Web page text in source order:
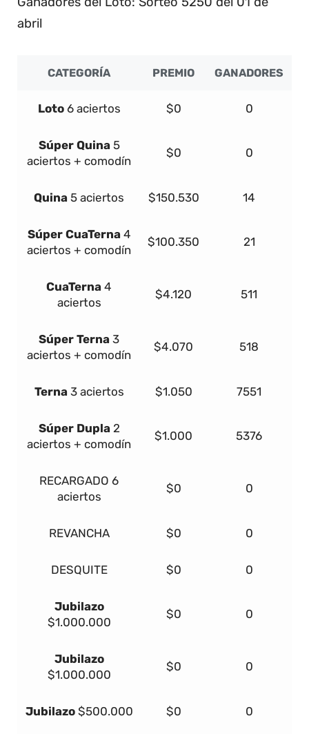
abril
CATEGORÍA PREMIO GANADORES
Loto 6 aciertos $0 0
Súper Quina 5
aciertos + comodín
$0 0
Quina 5 aciertos $150.530 14
Súper CuaTerna 4
aciertos + comodín
$100.350 21
CuaTerna 4
aciertos
$4.120 511
Súper Terna 3
aciertos + comodín
$4.070 518
Terna 3 aciertos $1.050 7551
Súper Dupla 2
aciertos + comodín
$1.000 5376
RECARGADO 6
aciertos
$0 0
REVANCHA $0 0
DESQUITE $0 0
Jubilazo
$1.000.000
$0 0
Jubilazo
$1.000.000
$0 0
Jubilazo $500.000 $0 0